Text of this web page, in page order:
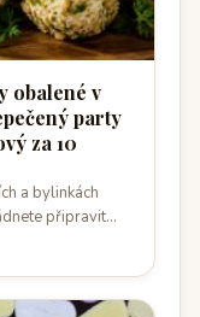
obalené v
party
za 10
a bylinkách
připravit